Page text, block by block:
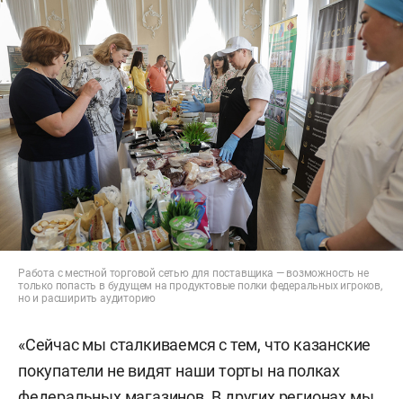
Работа с местной торговой сетью для поставщика — возможность не
только попасть в будущем на продуктовые полки федеральных игроков,
но и расширить аудиторию
«Сейчас мы сталкиваемся с тем, что казанские
покупатели не видят наши торты на полках